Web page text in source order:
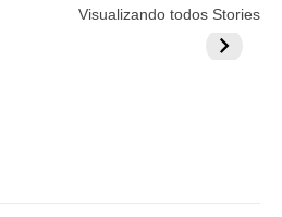
Visualizando todos Stories
do